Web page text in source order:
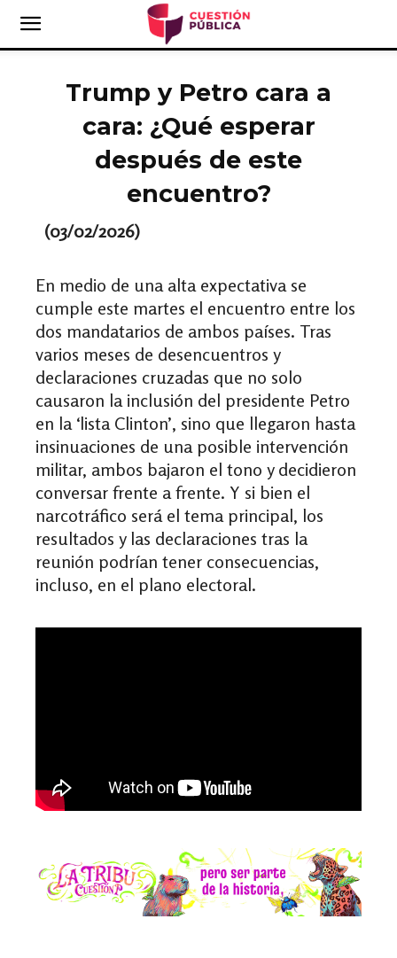
Trump y Petro cara a
cara: ¿Qué esperar
después de este
encuentro?
(03/02/2026)
En medio de una alta expectativa se
cumple este martes el encuentro entre los
dos mandatarios de ambos países. Tras
varios meses de desencuentros y
declaraciones cruzadas que no solo
causaron la inclusión del presidente Petro
en la ‘lista Clinton’, sino que llegaron hasta
insinuaciones de una posible intervención
militar, ambos bajaron el tono y decidieron
conversar frente a frente. Y si bien el
narcotráfico será el tema principal, los
resultados y las declaraciones tras la
reunión podrían tener consecuencias,
incluso, en el plano electoral.